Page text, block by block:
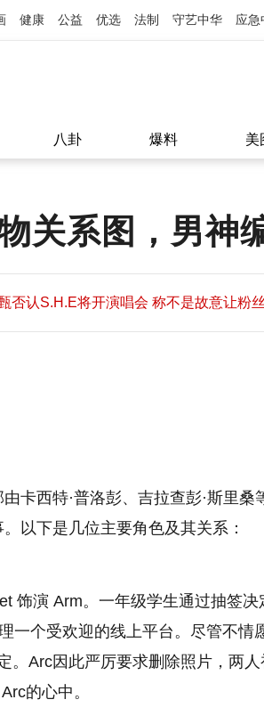
健康 公益 优选 法制 守艺中华 应急
八卦 爆料 美
关系图，男神
否认S.H.E将开演唱会 称不是故意让粉
否认S.H.E将开演唱会 称不是故意让粉
卡西特·普洛彭、吉拉查彭·斯里桑
以下是几位主要角色及其关系：
饰演 Arm。一年级学生通过抽签决
一个受欢迎的线上平台。尽管不情
。Arc因此严厉要求删除照片，两
的心中。